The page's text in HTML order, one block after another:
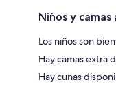
Niños y camas
Los niños son
Hay camas extra
Hay cunas